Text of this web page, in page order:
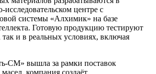
исследовательском центре с
системы «Алхимик» на базе
Готовую​ продукцию​ тестируют​
так​ и​ в​ реальных​ условиях, включая
СМ» вышла за рамки поставок
компания создаёт